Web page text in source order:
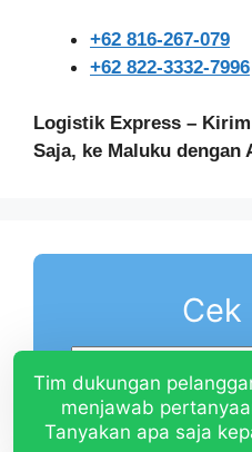
+62 816-267-079
+62 822-3332-7996
Logistik Express –
Saja, ke Maluku dengan
Cek
Tim dukungan
menjawab
Tanyakan apa saja